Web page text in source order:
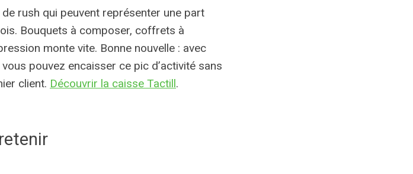
rush qui peuvent représenter une part
Bouquets à composer, coffrets à
monte vite. Bonne nouvelle : avec
pouvez encaisser ce pic d’activité sans
client. Découvrir la caisse Tactill.